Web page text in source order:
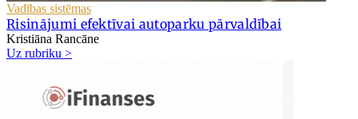
Vadības sistēmas
Risinājumi efektīvai autoparku pārvaldībai
Kristiāna Rancāne
Uz rubriku >